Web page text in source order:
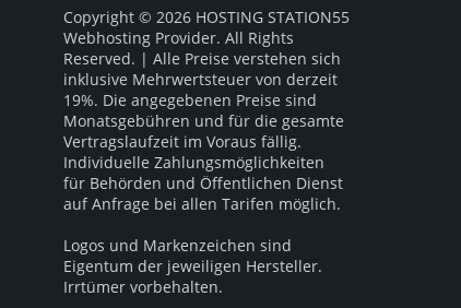
Copyright © 2026 HOSTING STATION55
Webhosting Provider. All Rights
Reserved. | Alle Preise verstehen sich
inklusive Mehrwertsteuer von derzeit
19%. Die angegebenen Preise sind
Monatsgebühren und für die gesamte
Vertragslaufzeit im Voraus fällig.
Individuelle Zahlungsmöglichkeiten
für Behörden und Öffentlichen Dienst
auf Anfrage bei allen Tarifen möglich.
Logos und Markenzeichen sind
Eigentum der jeweiligen Hersteller.
Irrtümer vorbehalten.